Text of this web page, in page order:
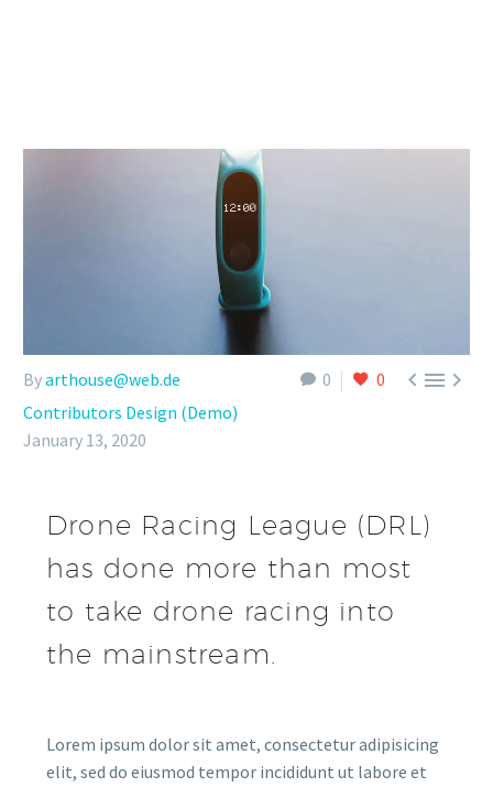
0 0 
Byarthouse@web.de
Contributors Design (Demo)
January 13, 2020
Drone Racing League (DRL)
has done more than most
to take drone racing into
the mainstream.
Lorem ipsum dolor sit amet, consectetur adipisicing
elit, sed do eiusmod tempor incididunt ut labore et